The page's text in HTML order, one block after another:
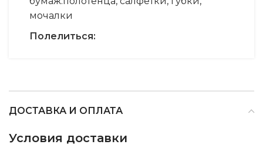
мочалки
Полелиться:
ДОСТАВКА И ОПЛАТА
Условия доставки